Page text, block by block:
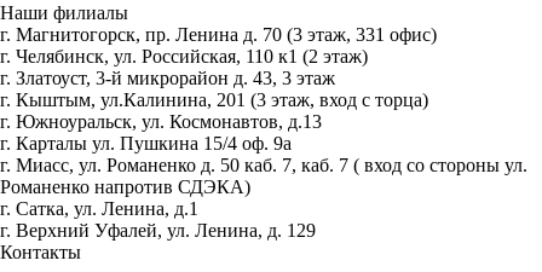
Наши филиалы
г. Магнитогорск, пр. Ленина д. 70 (3 этаж, 331 офис)
г. Челябинск, ул. Российская, 110 к1 (2 этаж)
г. Златоуст, 3-й микрорайон д. 43, 3 этаж
г. Кыштым, ул.Калинина, 201 (3 этаж, вход с торца)
г. Южноуральск, ул. Космонавтов, д.13
г. Карталы ул. Пушкина 15/4 оф. 9а
г. Миасс, ул. Романенко д. 50 каб. 7, каб. 7 ( вход со стороны ул.
Романенко напротив СДЭКА)
г. Сатка, ул. Ленина, д.1
г. Верхний Уфалей, ул. Ленина, д. 129
Контакты